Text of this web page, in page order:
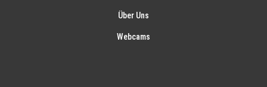
Über Uns
Webcams